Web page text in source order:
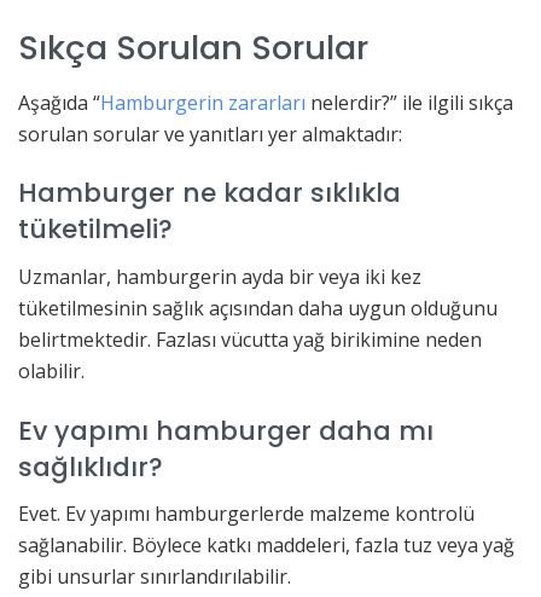
Sıkça Sorulan Sorular
Aşağıda “Hamburgerin zararları nelerdir?” ile ilgili sıkça
sorulan sorular ve yanıtları yer almaktadır:
Hamburger ne kadar sıklıkla
tüketilmeli?
Uzmanlar, hamburgerin ayda bir veya iki kez
tüketilmesinin sağlık açısından daha uygun olduğunu
belirtmektedir. Fazlası vücutta yağ birikimine neden
olabilir.
Ev yapımı hamburger daha mı
sağlıklıdır?
Evet. Ev yapımı hamburgerlerde malzeme kontrolü
sağlanabilir. Böylece katkı maddeleri, fazla tuz veya yağ
gibi unsurlar sınırlandırılabilir.